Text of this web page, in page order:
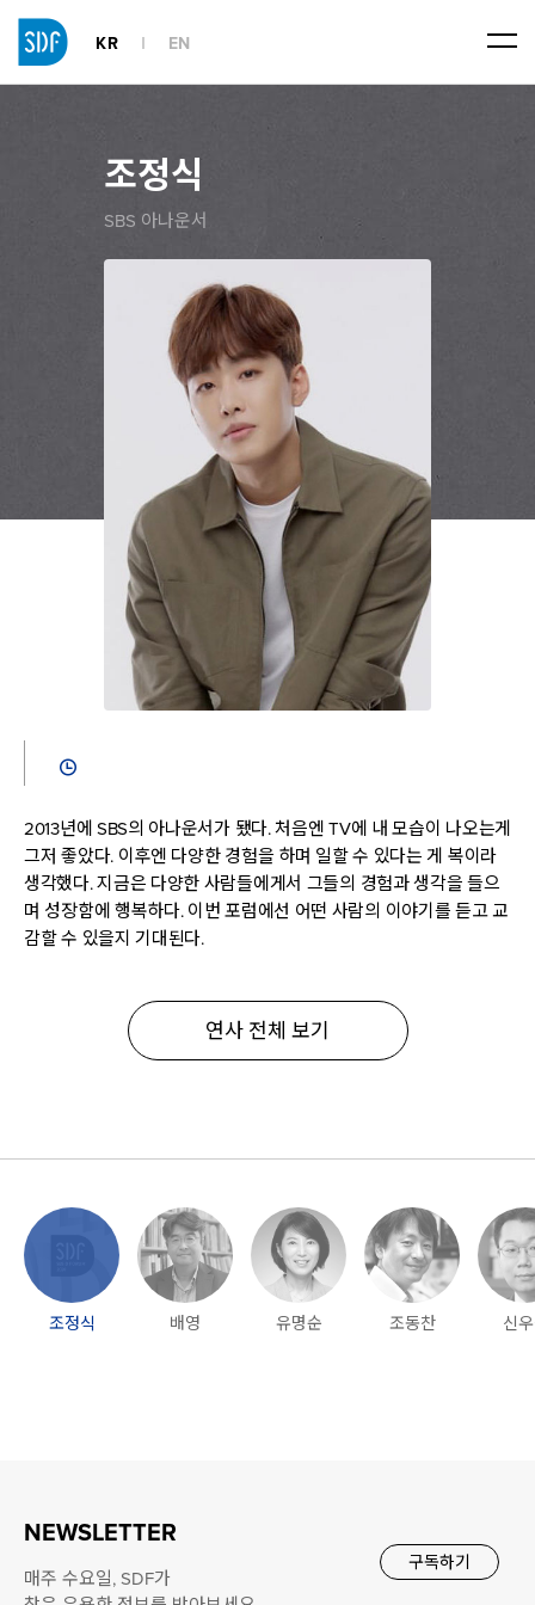
KR EN
조정식 배영 유명순 조동찬 신
조정식
SBS 아나운서
2013년에 SBS의 아나운서가 됐다. 처음엔 TV에 내 모습이 나오는게
그저 좋았다. 이후엔 다양한 경험을 하며 일할 수 있다는 게 복이라
생각했다. 지금은 다양한 사람들에게서 그들의 경험과 생각을 들으
며 성장함에 행복하다. 이번 포럼에선 어떤 사람의 이야기를 듣고 교
감할 수 있을지 기대된다.
연사 전체 보기
NEWSLETTER
매주 수요일, SDF가
구독하기